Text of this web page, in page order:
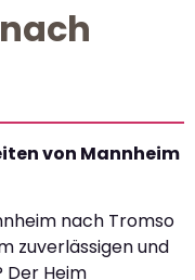
von Mannheim
nach Tromso
zuverlässigen und
Der Heim